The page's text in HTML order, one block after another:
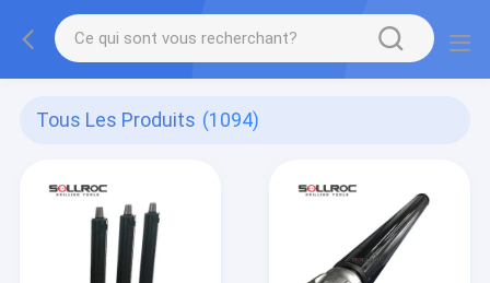
Tous Les Produits (1094)